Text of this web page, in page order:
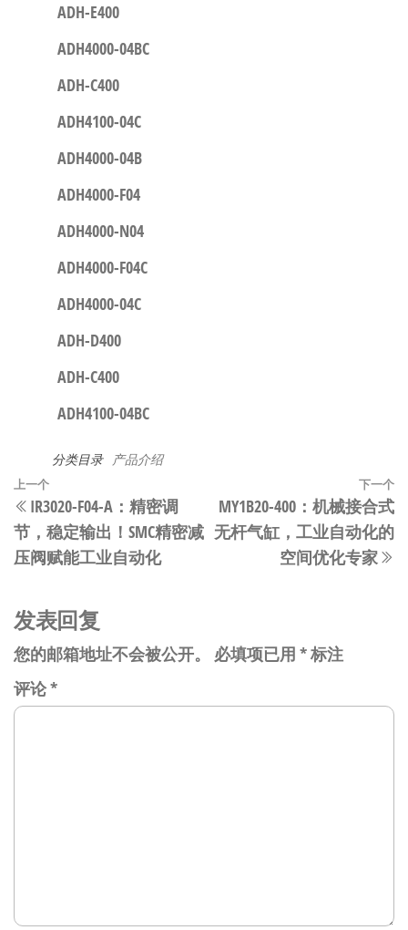
ADH-E400
ADH4000-04BC
ADH-C400
ADH4100-04C
ADH4000-04B
ADH4000-F04
ADH4000-N04
ADH4000-F04C
ADH4000-04C
ADH-D400
ADH-C400
ADH4100-04BC
分类目录 产品介绍
文
章
导
上
一
篇
文
上一个
IR3020-F04-A：精密调
节，稳定输出！SMC精密减
压阀赋能工业自动化
下一个
MY1B20-400：机械接合式
无杆气缸，工业自动化的
空间优化专家
发表回复
您的邮箱地址不会被公开。 必填项已用 *标注
评论*